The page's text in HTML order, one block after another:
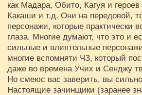
как Мадара, Обито, Кагуя и
Какаши и т.д. Они на передовой,
персонажи, которые практически
глаза. Многие думают, что это и
сильные и влиятельные
многие вспомняти ЧЗ, который
даже во времена Учих и Сенджу
Но смеюс вас заверить, вы
Настоящие зачинщики (заранее